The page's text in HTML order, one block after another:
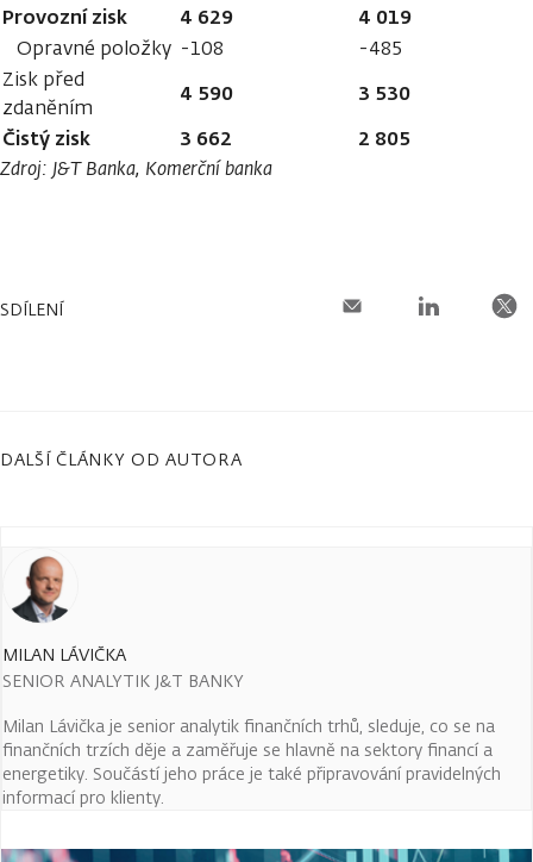
Provozní zisk
4 629 4 019
Opravné položky -108
-485
Zisk před
zdaněním
4 590
3 530
Čistý zisk
3 662 2 805
Zdroj: J&T Banka, Komerční banka
SDÍLENÍ
DALŠÍ ČLÁNKY OD AUTORA
MILAN LÁVIČKA
SENIOR ANALYTIK J&T BANKY
Milan Lávička je senior analytik finančních trhů, sleduje, co se na
finančních trzích děje a zaměřuje se hlavně na sektory financí a
energetiky. Součástí jeho práce je také připravování pravidelných
informací pro klienty.